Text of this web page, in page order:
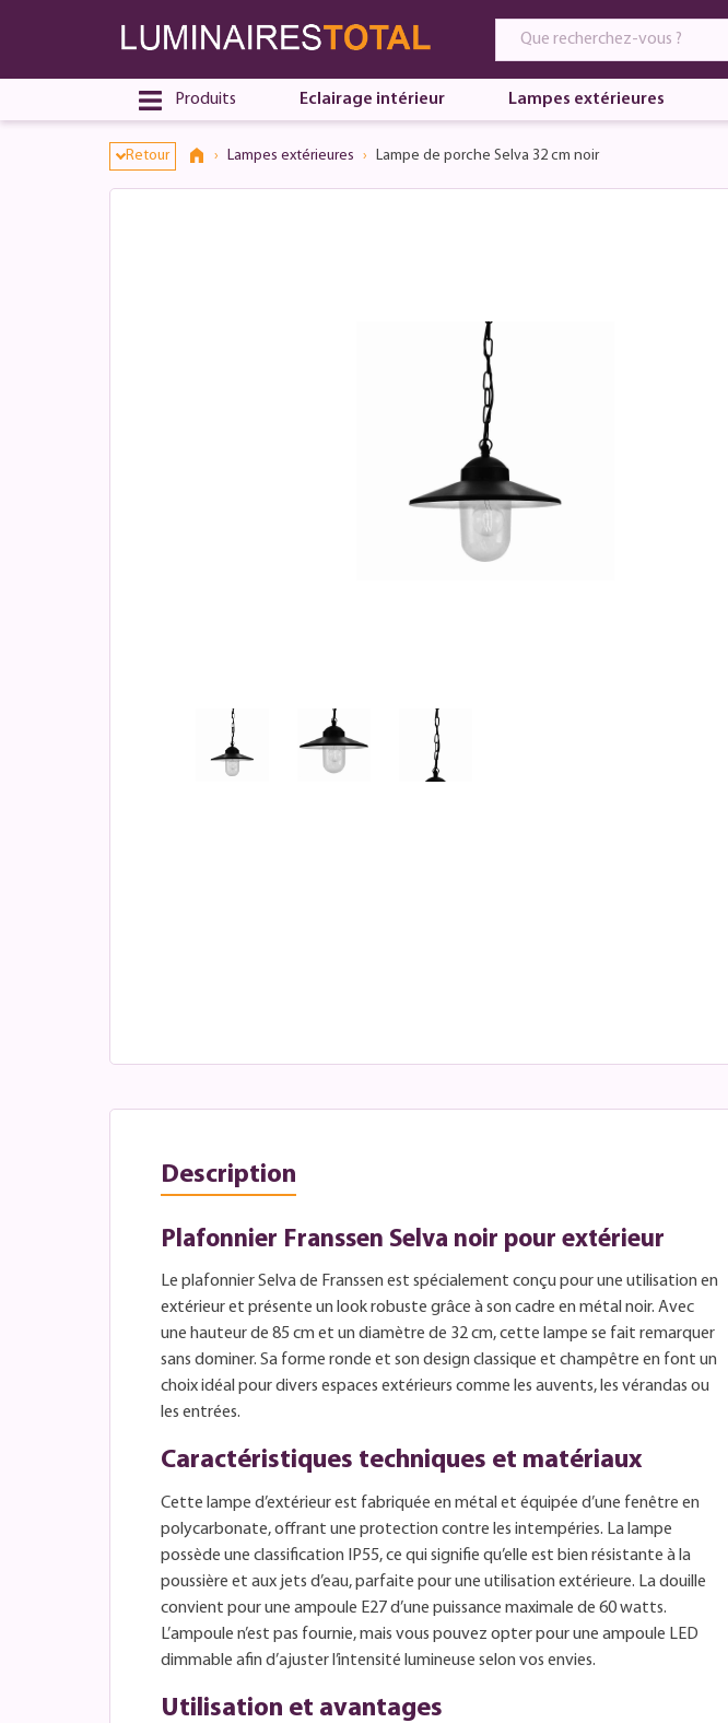
Produits Eclairage intérieur Lampes extérieures
Retour Lampes extérieures Lampe de porche Selva 32 cm noir
Description
Plafonnier Franssen Selva noir pour extérieur
Le plafonnier Selva de Franssen est spécialement conçu pour une utilisation en
extérieur et présente un look robuste grâce à son cadre en métal noir. Avec
une hauteur de 85 cm et un diamètre de 32 cm, cette lampe se fait remarquer
sans dominer. Sa forme ronde et son design classique et champêtre en font un
choix idéal pour divers espaces extérieurs comme les auvents, les vérandas ou
les entrées.
Caractéristiques techniques et matériaux
Cette lampe d’extérieur est fabriquée en métal et équipée d’une fenêtre en
polycarbonate, offrant une protection contre les intempéries. La lampe
possède une classification IP55, ce qui signifie qu’elle est bien résistante à la
poussière et aux jets d’eau, parfaite pour une utilisation extérieure. La douille
convient pour une ampoule E27 d’une puissance maximale de 60 watts.
L’ampoule n’est pas fournie, mais vous pouvez opter pour une ampoule LED
dimmable afin d’ajuster l’intensité lumineuse selon vos envies.
Utilisation et avantages